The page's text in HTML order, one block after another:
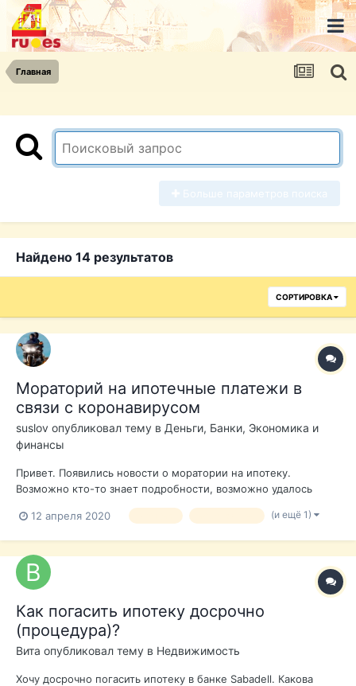
Главная
Найдено 14 результатов
СОРТИРОВКА
Мораторий на ипотечные платежи в
связи с коронавирусом
suslov опубликовал тему в Деньги, Банки, Экономика и
финансы
Привет. Появились новости о моратории на ипотеку.
Возможно кто-то знает подробности, возможно удалось
поделитесь опытом. Спасибо.
12 апреля 2020 (и ещё 1)
Как погасить ипотеку досрочно
(процедура)?
Вита опубликовал тему в Недвижимость
Хочу досрочно погасить ипотеку в банке Sabadell. Какова